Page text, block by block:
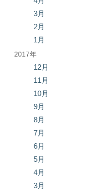
3月
2月
1月
2017年
12月
11月
10月
9月
8月
7月
6月
5月
4月
3月